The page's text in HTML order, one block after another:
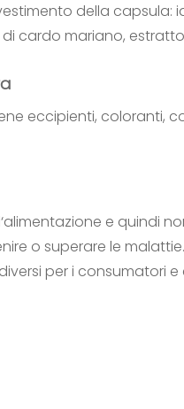
della capsula:
cardo mariano,
eccipienti, coloranti,
e quindi
o superare le
per i consumatori